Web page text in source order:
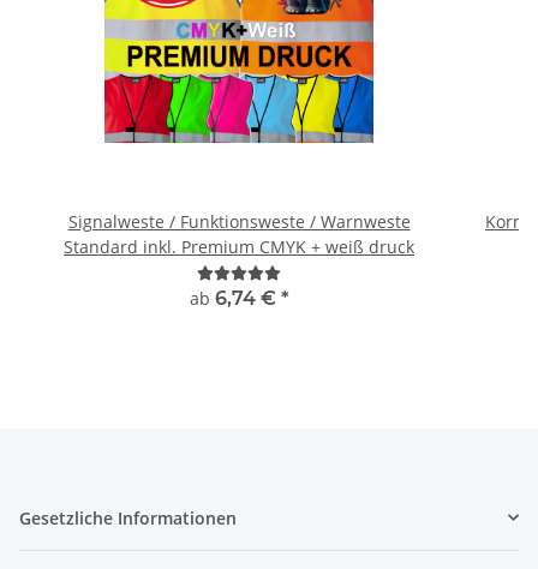
Signalweste / Funktionsweste / Warnweste
Standard inkl. Premium CMYK + weiß druck
ab 6,74 € *
Gesetzliche Informationen